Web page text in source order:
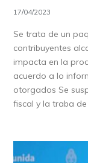
17/04/2023
Se trata de un
contribuyentes
impacta en la
acuerdo a lo
otorgados Se
fiscal y la traba